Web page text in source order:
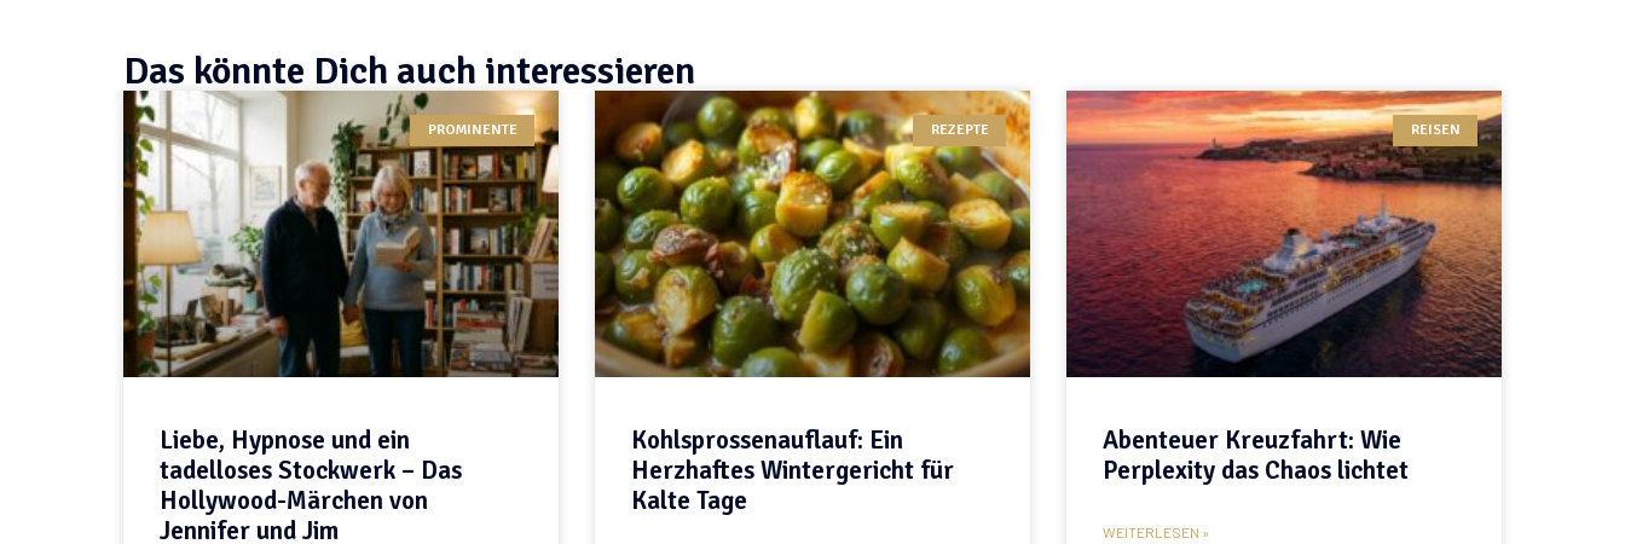
Das könnte Dich auch interessieren
PROMINENTE
Liebe, Hypnose und ein
tadelloses Stockwerk – Das
Hollywood-Märchen von
Jennifer und Jim
REZEPTE
Kohlsprossenauflauf: Ein
Herzhaftes Wintergericht für
Kalte Tage
REISEN
Abenteuer Kreuzfahrt: Wie
Perplexity das Chaos lichtet
WEITERLESEN »